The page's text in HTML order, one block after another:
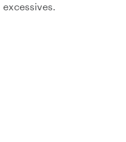
excessives.